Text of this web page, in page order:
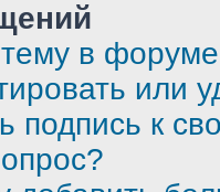
тему в
или
подпись к